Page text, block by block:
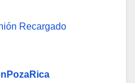
Recargado